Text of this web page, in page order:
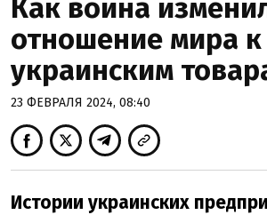
Как война
отношение мира к
украинским
23 ФЕВРАЛЯ 2024, 08:40
Истории украинских